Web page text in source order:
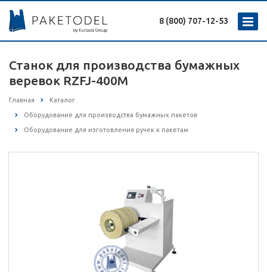
8 (800) 707-12-53
Станок для производства бумажных
веревок RZFJ-400M
Главная Каталог
Оборудование для производства бумажных пакетов
Оборудование для изготовления ручек к пакетам